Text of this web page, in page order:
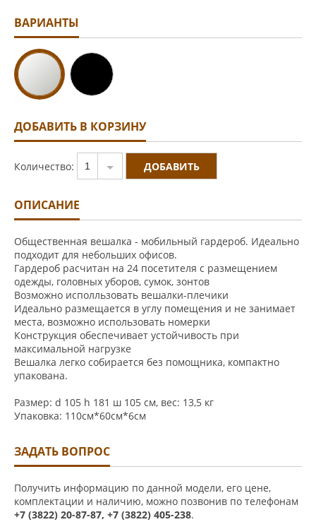
ВАРИАНТЫ
ДОБАВИТЬ В КОРЗИНУ
Количество: 1
ОПИСАНИЕ
Общественная вешалка - мобильный гардероб. Идеально
подходит для небольших офисов.
Гардероб расчитан на 24 посетителя с размещением
одежды, головных уборов, сумок, зонтов
Возможно исполльзовать вешалки-плечики
Идеально размещается в углу помещения и не занимает
места, возможно использовать номерки
Конструкция обеспечивает устойчивость при
максимальной нагрузке
Вешалка легко собирается без помощника, компактно
упакована.
Размер: d 105 h 181 ш 105 см, вес: 13,5 кг
Упаковка: 110см*60см*6см
ЗАДАТЬ ВОПРОС
Получить информацию по данной модели, его цене,
комплектации и наличию, можно позвонив по телефонам
+7 (3822) 20-87-87, +7 (3822) 405-238.